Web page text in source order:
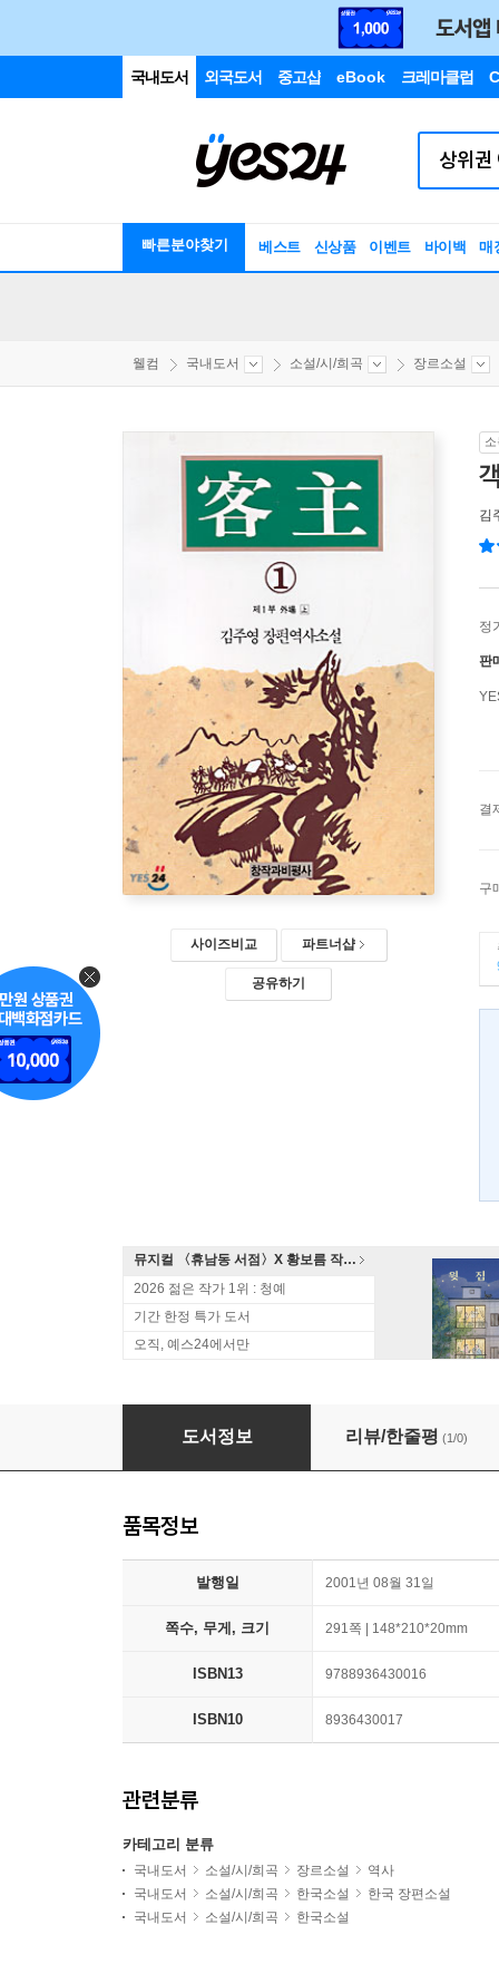
국내도서 외국도서 중고샵 eBook 크레마클럽
빠른분야찾기 베스트 신상품 이벤트 바이백 매
웰컴 국내도서 소설/시/희곡 장르소설
사이즈비교 파트너샵
공유하기
김
정
판
결
구
뮤지컬 〈휴남동 서점〉X 황보름 작가 북토크
2026 젊은 작가 1위 : 청예
기간 한정 특가 도서
오직, 예스24에서만
도서정보 리뷰/한줄평 (1/0)
품목정보
발행일 2001년 08월 31일
쪽수, 무게, 크기 291쪽 | 148*210*20mm
ISBN13 9788936430016
ISBN10 8936430017
관련분류
카테고리 분류
국내도서 소설/시/희곡 장르소설
역사
국내도서
소설/시/희곡 한국소설
한국 장편소설
국내도서
소설/시/희곡 한국소설